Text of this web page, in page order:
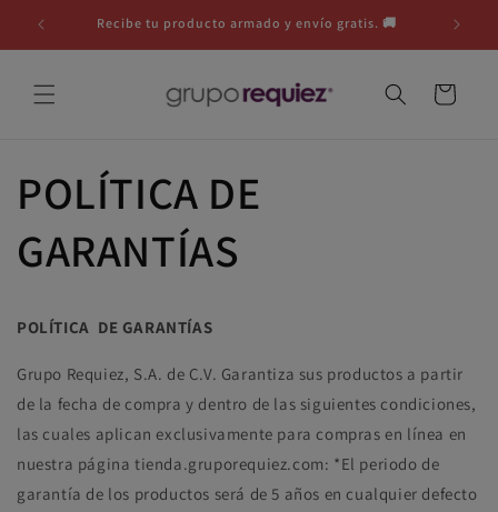
directamenteRecibe tu producto armado y envío gratis. 🚚
Carrito
POLÍTICA DE
GARANTÍAS
POLÍTICA DE GARANTÍAS
Grupo Requiez, S.A. de C.V. Garantiza sus productos a partir
de la fecha de compra y dentro de las siguientes condiciones,
las cuales aplican exclusivamente para compras en línea en
nuestra página tienda.gruporequiez.com: *El periodo de
garantía de los productos será de 5 años en cualquier defecto